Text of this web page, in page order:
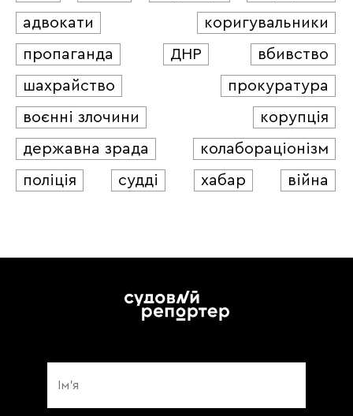
адвокати
коригувальники
пропаганда
ДНР
вбивство
шахрайство
прокуратура
воєнні злочини
корупція
державна зрада
колабораціонізм
поліція
судді хабар війна